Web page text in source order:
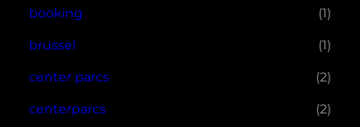
booking (1)
brussel (1)
center parcs (2)
centerparcs (2)